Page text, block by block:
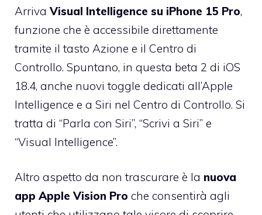
ArrivaVisual Intelligence su iPhone 15 Pro,
funzione che è accessibile direttamente
tramite il tasto Azione e il Centro di
Controllo. Spuntano, in questa beta 2 di iOS
18.4, anche nuovi toggle dedicati all’Apple
Intelligence e a Siri nel Centro di Controllo. Si
tratta di “Parla con Siri”, “Scrivi a Siri” e
“Visual Intelligence”.
Altro aspetto da non trascurare è la nuova
app Apple Vision Pro che consentirà agli